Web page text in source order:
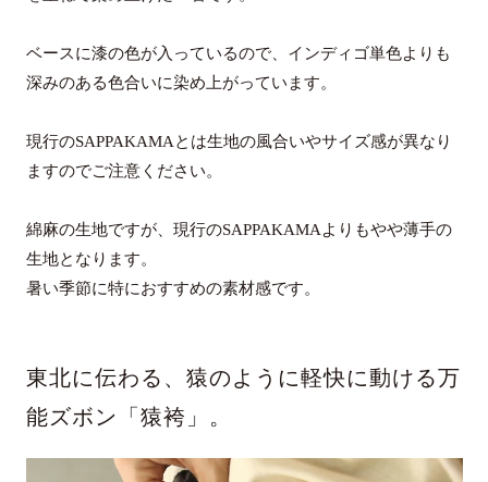
ベースに漆の色が入っているので、インディゴ単色よりも
深みのある色合いに染め上がっています。
現行のSAPPAKAMAとは生地の風合いやサイズ感が異なり
ますのでご注意ください。
綿麻の生地ですが、現行のSAPPAKAMAよりもやや薄手の
生地となります。
暑い季節に特におすすめの素材感です。
東北に伝わる、猿のように軽快に動ける万
能ズボン「猿袴」。